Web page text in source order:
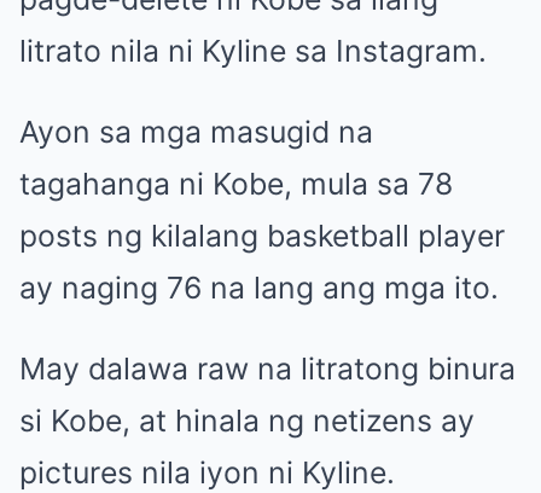
litrato nila ni Kyline sa Instagram.
Ayon sa mga masugid na
tagahanga ni Kobe, mula sa 78
posts ng kilalang basketball player
ay naging 76 na lang ang mga ito.
May dalawa raw na litratong binura
si Kobe, at hinala ng netizens ay
pictures nila iyon ni Kyline.